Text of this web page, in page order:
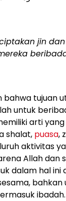
jin
bahwa tujuan
untuk
arti
shalat, puasa,
aktivitas
Allah dan
dalam hal ini
bahkan
ibadah.